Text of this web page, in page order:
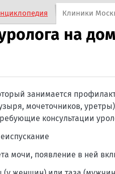
Клиники
на
занимается
мочеточников,
консультации
мочи, появление в ней